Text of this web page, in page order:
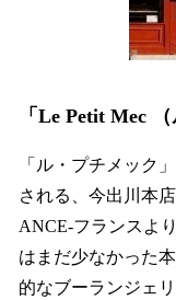
「Le Petit Mec
「ル・プチメック
される、今出川本
ANCE-フランスよ
はまだ少なかった
的なブーランジェ